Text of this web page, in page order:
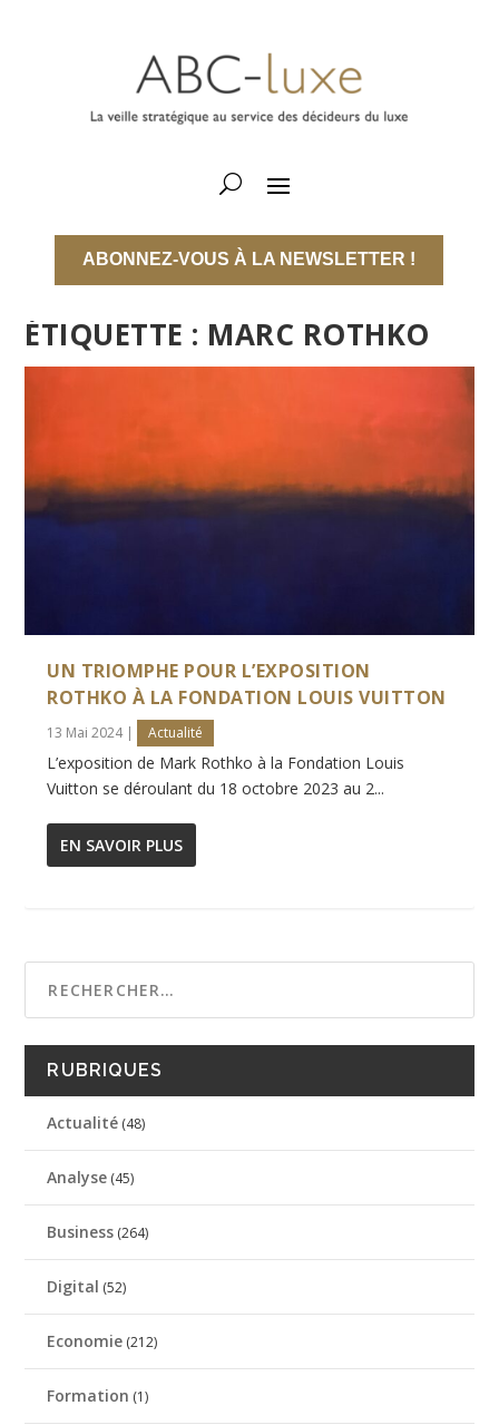
ABONNEZ-VOUS À LA NEWSLETTER !
ÉTIQUETTE : MARC ROTHKO
UN TRIOMPHE POUR L’EXPOSITION
ROTHKO À LA FONDATION LOUIS VUITTON
13 Mai 2024| Actualité
L’exposition de Mark Rothko à la Fondation Louis
Vuitton se déroulant du 18 octobre 2023 au 2...
EN SAVOIR PLUS
RUBRIQUES
Actualité (48)
Analyse (45)
Business (264)
Digital (52)
Economie (212)
Formation (1)